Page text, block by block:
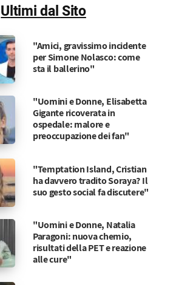
Ultimi dal Sito
"Amici, gravissimo incidente
per Simone Nolasco: come
sta il ballerino"
"Uomini e Donne, Elisabetta
Gigante ricoverata in
ospedale: malore e
preoccupazione dei fan"
"Temptation Island, Cristian
ha davvero tradito Soraya? Il
suo gesto social fa discutere"
"Uomini e Donne, Natalia
Paragoni: nuova chemio,
risultati della PET e reazione
alle cure"